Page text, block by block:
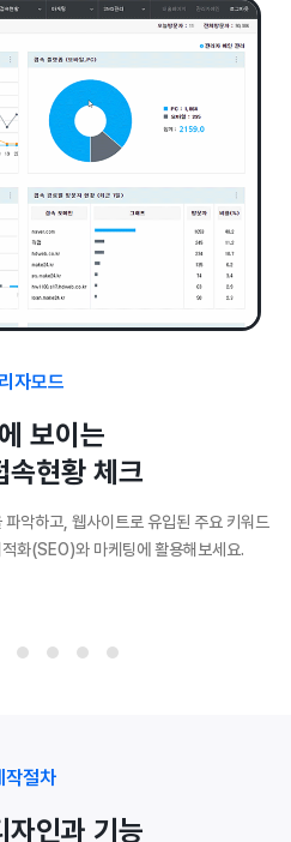
자모드
보이는
속현황 체크
악하고, 웹사이트로 유입된 주요 키워드
화(SEO)와 마케팅에 활용해보세요.
작절차
자인과 기능